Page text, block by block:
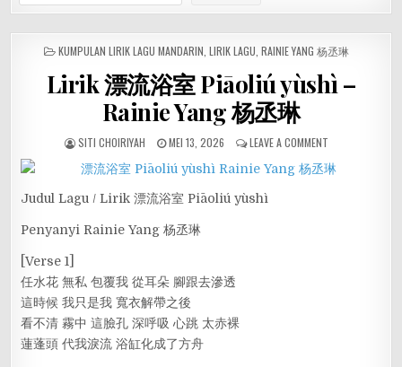
POSTED
KUMPULAN LIRIK LAGU MANDARIN LIRIK LAGU RAINIE YANG 杨丞琳
Lirik 漂流浴室 Piāoliú yùshì –
Rainie Yang 杨丞琳
SITI CHOIRIYAH MEI 13, 2026 LEAVE A COMMENT
Judul Lagu / Lirik 漂流浴室 Piāoliú yùshì
Penyanyi Rainie Yang 杨丞琳
[Verse 1]
任水花 無私 包覆我 從耳朵 腳跟去滲透
這時候 我只是我 寬衣解帶之後
看不清 霧中 這臉孔 深呼吸 心跳 太赤裸
蓮蓬頭 代我淚流 浴缸化成了方舟